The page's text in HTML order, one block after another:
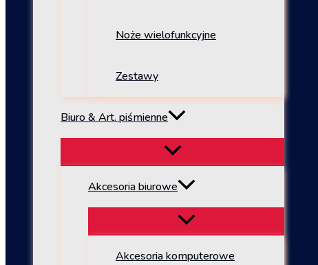
Noże wielofunkcyjne
Zestawy
Biuro & Art. piśmienne
Akcesoria biurowe
Akcesoria komputerowe